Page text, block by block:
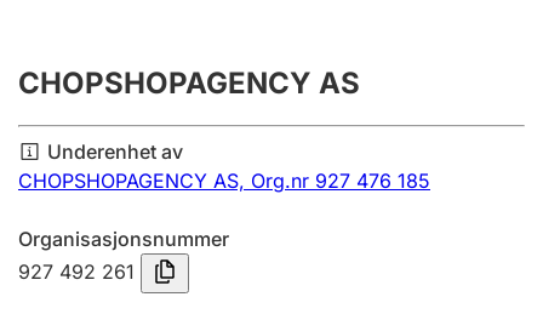
Årsregnskap
Innsending og forsinkelsesgebyr
Tinglysing
CHOPSHOPAGENCY AS
Underenhet av
CHOPSHOPAGENCY AS, Org.nr 927 476 185
Organisasjonsnummer
927 492 261